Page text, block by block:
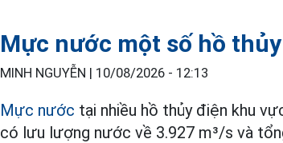
Mực nước một số hồ
MINH NGUYỄN | 10/08/2026 - 12:13
Mực nước tại nhiều hồ thủy điện khu
có lưu lượng nước về 3.927 m³/s và